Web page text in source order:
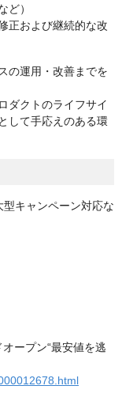
ど）
正および継続的な改
の運用・改善までを
ダクトのライフサイ
して手応えのある環
キャンペーン対応な
ープン“最安値を逃